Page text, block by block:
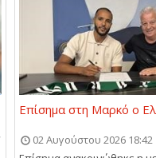
Επίσημα στη Μαρκό ο
02 Αυγούστου 2026 18:42